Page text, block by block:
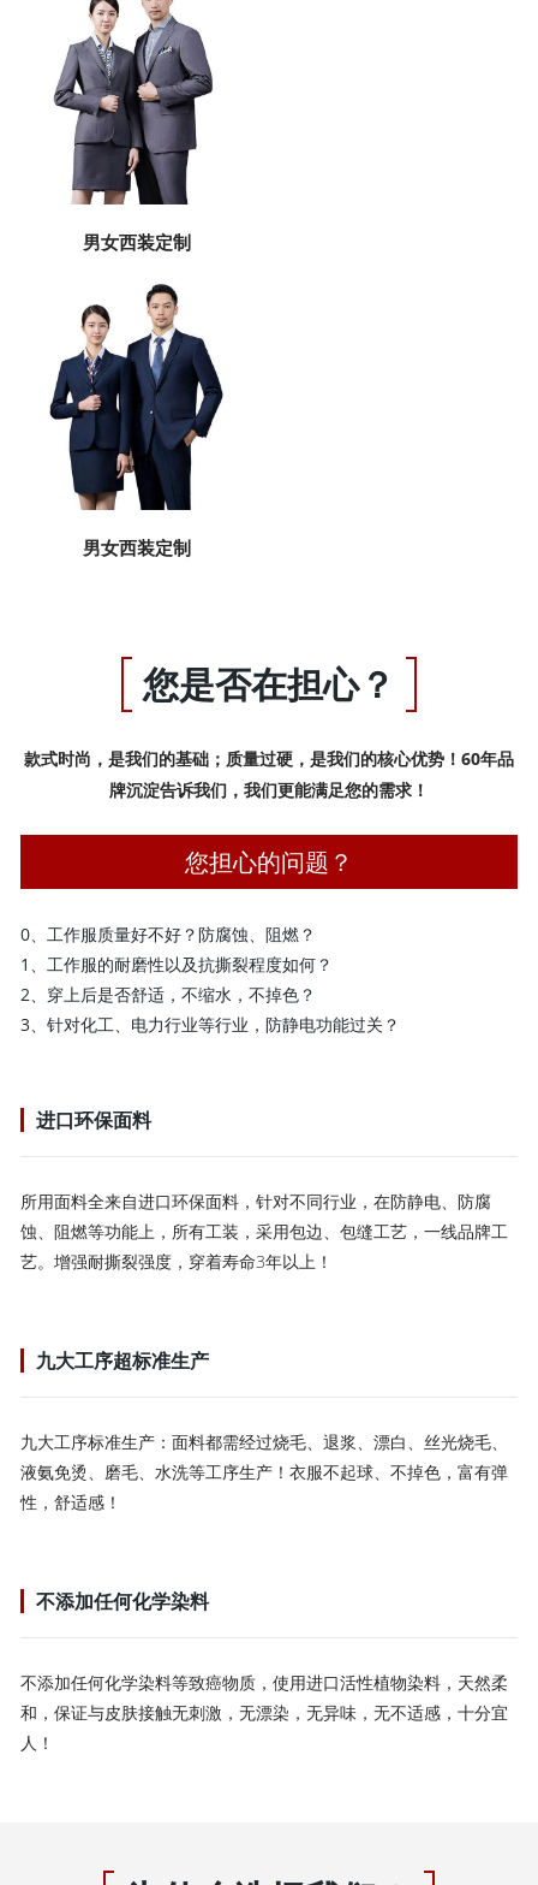
男女西装定制
男女西装定制
您是否在担心？
款式时尚，是我们的基础；质量过硬，是我们的核心优势！60年品
牌沉淀告诉我们，我们更能满足您的需求！
您担心的问题？
0、工作服质量好不好？防腐蚀、阻燃？
1、工作服的耐磨性以及抗撕裂程度如何？
2、穿上后是否舒适，不缩水，不掉色？
3、针对化工、电力行业等行业，防静电功能过关？
进口环保面料
所用面料全来自进口环保面料，针对不同行业，在防静电、防腐
蚀、阻燃等功能上，所有工装，采用包边、包缝工艺，一线品牌工
艺。增强耐撕裂强度，穿着寿命3年以上！
九大工序超标准生产
九大工序标准生产：面料都需经过烧毛、退浆、漂白、丝光烧毛、
液氨免烫、磨毛、水洗等工序生产！衣服不起球、不掉色，富有弹
性，舒适感！
不添加任何化学染料
不添加任何化学染料等致癌物质，使用进口活性植物染料，天然柔
和，保证与皮肤接触无刺激，无漂染，无异味，无不适感，十分宜
人！